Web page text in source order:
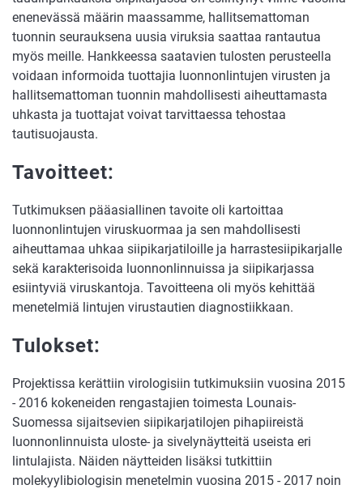
enenevässä määrin maassamme, hallitsemattoman
tuonnin seurauksena uusia viruksia saattaa rantautua
myös meille. Hankkeessa saatavien tulosten perusteella
voidaan informoida tuottajia luonnonlintujen virusten ja
hallitsemattoman tuonnin mahdollisesti aiheuttamasta
uhkasta ja tuottajat voivat tarvittaessa tehostaa
tautisuojausta.
Tavoitteet:
Tutkimuksen pääasiallinen tavoite oli kartoittaa
luonnonlintujen viruskuormaa ja sen mahdollisesti
aiheuttamaa uhkaa siipikarjatiloille ja harrastesiipikarjalle
sekä karakterisoida luonnonlinnuissa ja siipikarjassa
esiintyviä viruskantoja. Tavoitteena oli myös kehittää
menetelmiä lintujen virustautien diagnostiikkaan.
Tulokset:
Projektissa kerättiin virologisiin tutkimuksiin vuosina 2015
- 2016 kokeneiden rengastajien toimesta Lounais-
Suomessa sijaitsevien siipikarjatilojen pihapiireistä
luonnonlinnuista uloste- ja sivelynäytteitä useista eri
lintulajista. Näiden näytteiden lisäksi tutkittiin
molekyylibiologisin menetelmin vuosina 2015 - 2017 noin